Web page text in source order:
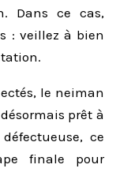
Dans ce cas,
: veillez à bien
le neiman
prêt à
ce
finale pour